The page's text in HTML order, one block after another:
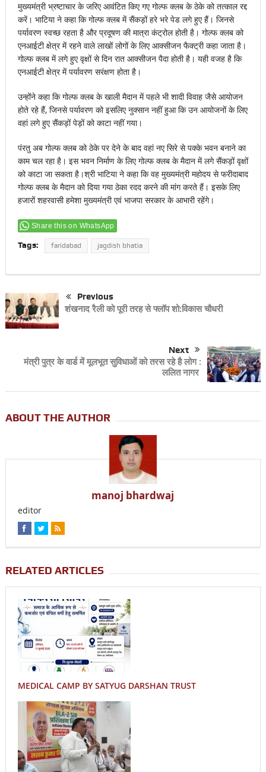
मुख्यमंत्री भ्रष्टाचार के जरिए आवंटित किए गए गोल्फ क्लब के ठेके को तत्काल रद्द
करें। भाटिया ने कहा कि गोल्फ क्लब में सैंकड़ों हरे भरे पेड लगे हुए हैं। जिनसे
पर्यावरण स्वच्छ रहता है और प्रदूषण की मात्रा कंट्रोल होती है। गोल्फ क्लब को
एनआईटी क्षेत्र में रहने वाले लाखों लोगों के लिए आक्सीजन फैक्ट्री कहा जाता है।
गोल्फ क्लब में लगे हुए वृक्षों से दिन रात आक्सीजन पैदा होती है। यही वजह है कि
एनआईटी क्षेत्र में पर्यावरण सरंक्षण होता है।
उन्होंने कहा कि गोल्फ क्लब के खाली मैदान में पहले भी शादी विवाह जैसे आयोजन
होते रहे हैं, जिनसे पर्यावरण को इसलिए नुक्सान नहीं हुआ कि उन आयोजनों के लिए
वहां लगे हुए सैंकड़ों पेड़ों को काटा नहीं गया।
पंरतु अब गोल्फ क्लब को ठेके पर देने के बाद वहां नए सिरे से पक्के भवन बनाने का
काम चल रहा है। इस भवन निर्माण के लिए गोल्फ क्लब के मैदान में लगे सैंकड़ों वृक्षों
को काटा जा सकता है।श्री भाटिया ने कहा कि वह मुख्यमंत्री महोदय से फरीदाबाद
गोल्फ क्लब के मैदान को दिया गया ठेका रदद करने की मांग करते हैं। इसके लिए
हजारों शहरवासी हमेशा मुख्यमंत्री एवं भाजपा सरकार के आभारी रहेंगे।
Share this on WhatsApp
Tags: faridabad jagdish bhatia
Previous
शंखनाद रैली को पूरी तरह से फ्लॉप शो:विकास चौधरी
Next
मंत्री पुत्र के वार्ड में मूलभूत सुविधाओं को तरस रहे है लोग :
ललित नागर
ABOUT THE AUTHOR
manoj bhardwaj
editor
RELATED ARTICLES
MEDICAL CAMP BY SATYUG DARSHAN TRUST